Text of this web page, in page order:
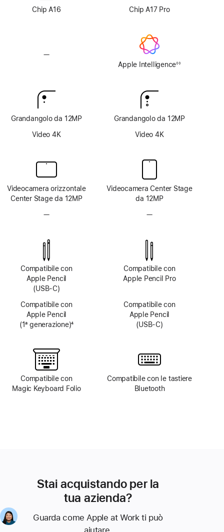
Chip A16
—Senza
Grandangolo da 12MP
Video 4K
Videocamera orizzontale
Center Stage da 12MP
—Fotocamera
disponibile
Compatibile con
Apple Pencil
(USB‑C)
Compatibile con
Apple Pencil
(1ª generazione)4
Compatibile con
Magic Keyboard Folio
Chip A17 Pro
Apple Intelligence◊◊
Grandangolo da 12MP
Video 4K
Videocamera Center Stage
da 12MP
—Fotocamera
disponibile
Compatibile con
Apple Pencil Pro
Compatibile con
Apple Pencil
(USB‑C)
Compatibile con le tastiere
Bluetooth
Stai acquistando per la
tua azienda?
Guarda come Apple at Work ti può